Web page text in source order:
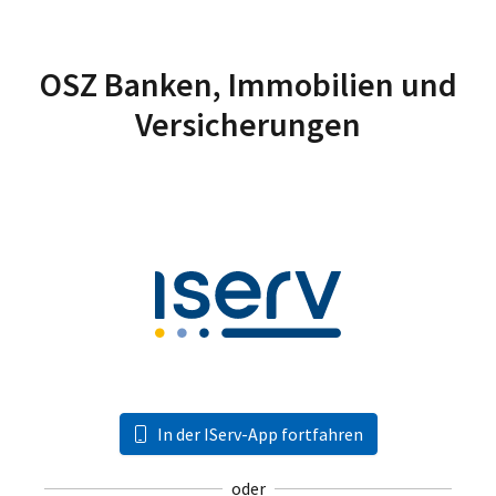
OSZ Banken, Immobilien und
Versicherungen
In der IServ-App fortfahren
oder